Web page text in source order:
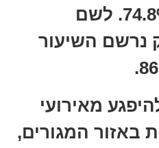
הארצי עומד על 74.8%. לשם
נרשם השיעור
מאירועי
באזור המגורים,